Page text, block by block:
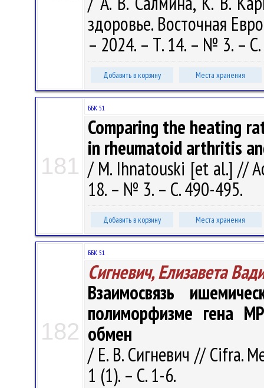
здоровье. Восточная
– 2024. – Т. 14. – № 3. –
Добавить в корзину Места хранения
181
ББК 51
Comparing the heating
in rheumatoid arthritis
/ M. Ihnatouski [et al.] //
18. – № 3. – С. 490-495.
Добавить в корзину Места хранения
182
ББК 51
Сигневич, Елизавета
Взаимосвязь
полиморфизме гена
обмен
/ Е. В. Сигневич // Cifra.
1 (1). – С. 1-6.